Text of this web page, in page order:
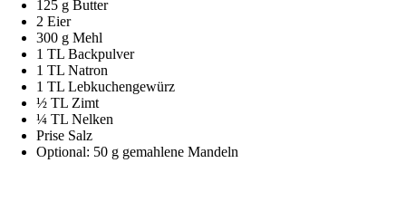
125 g Butter
2 Eier
300 g Mehl
1 TL Backpulver
1 TL Natron
1 TL Lebkuchengewürz
½ TL Zimt
¼ TL Nelken
Prise Salz
Optional: 50 g gemahlene Mandeln